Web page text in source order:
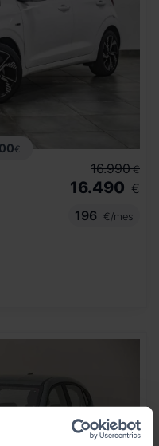
€
16.990 €
16.490 €
196
€/mes